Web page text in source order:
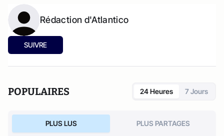
Rédaction d'Atlantico
SUIVRE
POPULAIRES 24 Heures 7 Jours
PLUS LUS PLUS PARTAGES